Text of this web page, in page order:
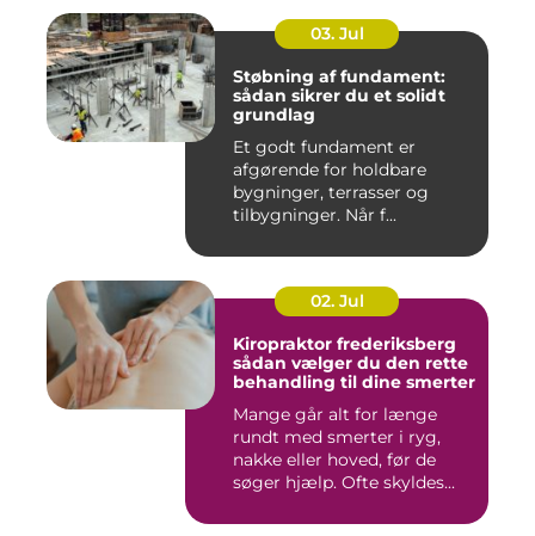
03. Jul
Støbning af fundament:
sådan sikrer du et solidt
grundlag
Et godt fundament er
afgørende for holdbare
bygninger, terrasser og
tilbygninger. Når f...
02. Jul
Kiropraktor frederiksberg
sådan vælger du den rette
behandling til dine smerter
Mange går alt for længe
rundt med smerter i ryg,
nakke eller hoved, før de
søger hjælp. Ofte skyldes...